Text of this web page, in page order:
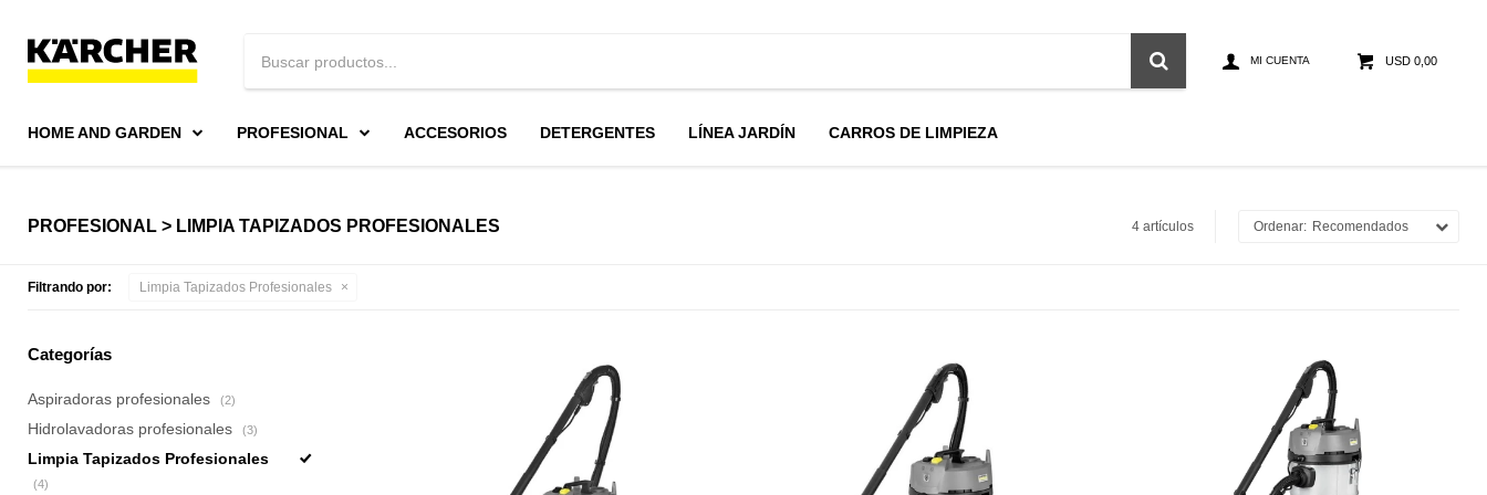
HOME AND GARDEN PROFESIONAL ACCESORIOS DETERGENTES LÍNEA JARDÍN CARROS DE LIMPIEZA
USD 0,00
PROFESIONAL > LIMPIA TAPIZADOS PROFESIONALES 4 artículos Recomendados
Filtrando por: Limpia Tapizados Profesionales
Categorías
Aspiradoras profesionales (2)
Hidrolavadoras profesionales (3)
Limpia Tapizados Profesionales
(4)